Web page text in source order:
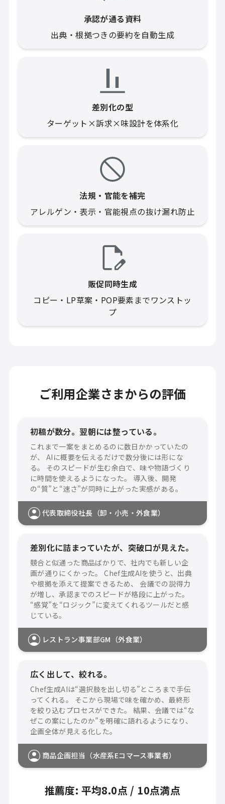
承認が通る資料
出典・根拠つきの要約を自動生成
差別化の型
ターゲット×訴求×味設計を体系化
法規・官能を補完
アレルゲン・表示・官能視点の抜け漏れ防止
販促同時生成
コピー・LP草案・POP要素までワンストッ
プ
ご利用企業さまからの評価
初稿が数分。翌朝には整っている。
これまで一案をまとめるのに数日かかっていたの
が、 AIに概要を伝えるだけで数分後には形にな
る。 そのスピードが生む余白で、味や物語づくり
に時間を使えるようになった。 導入後、開発
の“質”と“速さ”が同時に上がった実感がある。
代表取締役社長（卸・小売・外食業）
差別化に詰まっていたが、突破口が見えた。
競合と似通った商品ばかりで、社内でも新しい企
画が通りにくかった。 Chef生成AIを使うと、出典
や根拠を添えて提案できるため、 会議での説得力
が増し、承認までのスピードが格段に上がった。
“感覚”を“ロジック”に変えてくれるツールだと感
じている。
レストラン事業部GM（外食業）
広く出して、絞れる。
Chef生成AIは“選択肢を出し切る”ところまで手伝
ってくれる。 そこから現場で味を確かめ、最終形
を絞り込むプロセスができた。 結果、会議では“な
ぜこの案にしたのか”を明確に語れるようになり、
企画全体が見える化した。
商品企画担当（水産系Eコマース事業者）
推薦度: 平均8.0点 / 10点満点